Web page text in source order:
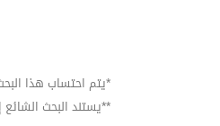
*يتم احتساب هذا
**يستند البحث الشائع